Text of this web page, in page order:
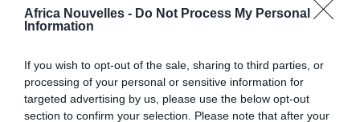
Africa Nouvelles - Do Not Process My Personal
Information
If you wish to opt-out of the sale, sharing to third parties, or
processing of your personal or sensitive information for
targeted advertising by us, please use the below opt-out
section to confirm your selection. Please note that after your
Conakry et dans la
banlieue. Les quartiers
de Kipé, Hamdallaye,